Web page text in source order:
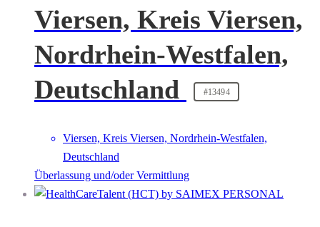
Viersen, Kreis Viersen,
Nordrhein-Westfalen,
Deutschland
#13494
Viersen, Kreis Viersen, Nordrhein-Westfalen,
Deutschland
Überlassung und/oder Vermittlung